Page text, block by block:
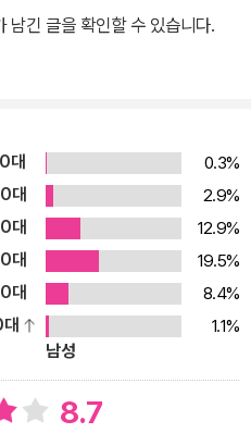
르게 생각하는' 저자의 새로운 시
정한 수준
판평론가 변정수, 로쟈 이현우, 북
! 인터넷 공간에서 수많은 네티
여우의 깊고도 넓은 글쓰기를 읽
우의 발자취를 따라서 자연스레
어야 하나?, 어떻게 책을 내 것으
명쾌하게 답하는 파란여우의 깐
한 독자들의 목마름을 시원하게
파악은 물론 책 너머의 높은 경지
읽기는 지양하고 파란여우만의
남긴 글을 확인할 수 있습니다.
대
0.3%
대
2.9%
대
12.9%
대
19.5%
대
8.4%
1.1%
남성
8.7